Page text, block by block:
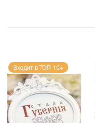
Входит в ТОП-10+